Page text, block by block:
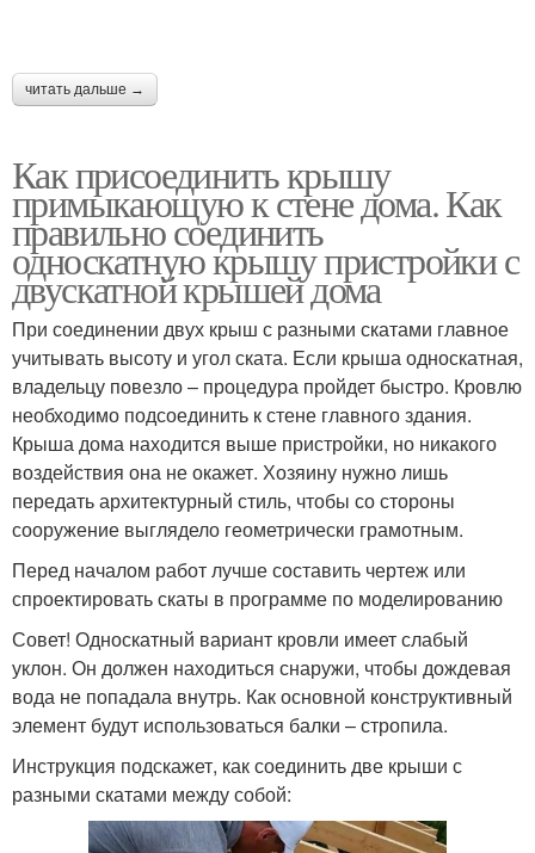
читать дальше →
Как присоединить крышу
примыкающую к стене дома. Как
правильно соединить
односкатную крышу пристройки с
двускатной крышей дома
При соединении двух крыш с разными скатами главное
учитывать высоту и угол ската. Если крыша односкатная,
владельцу повезло – процедура пройдет быстро. Кровлю
необходимо подсоединить к стене главного здания.
Крыша дома находится выше пристройки, но никакого
воздействия она не окажет. Хозяину нужно лишь
передать архитектурный стиль, чтобы со стороны
сооружение выглядело геометрически грамотным.
Перед началом работ лучше составить чертеж или
спроектировать скаты в программе по моделированию
Совет! Односкатный вариант кровли имеет слабый
уклон. Он должен находиться снаружи, чтобы дождевая
вода не попадала внутрь. Как основной конструктивный
элемент будут использоваться балки – стропила.
Инструкция подскажет, как соединить две крыши с
разными скатами между собой: